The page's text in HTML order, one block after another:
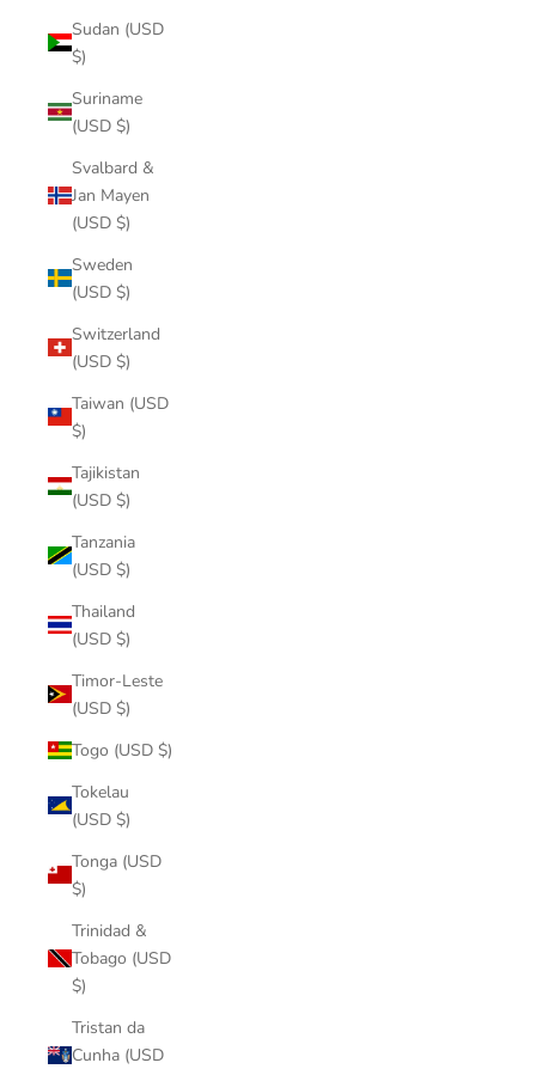
Sudan (USD
$)
Suriname
(USD $)
Svalbard &
Jan Mayen
(USD $)
Sweden
(USD $)
Switzerland
(USD $)
Taiwan (USD
$)
Tajikistan
(USD $)
Tanzania
(USD $)
Thailand
(USD $)
Timor-Leste
(USD $)
Togo (USD $)
Tokelau
(USD $)
Tonga (USD
$)
Trinidad &
Tobago (USD
$)
Tristan da
Cunha (USD